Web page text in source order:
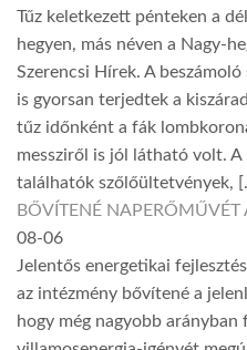
Tűz keletkezett pénteken a
hegyen, más néven a Nagy-
Szerencsi Hírek. A
is gyorsan terjedtek a
tűz időnként a fák
messziről is jól látható volt.
találhatók szőlőültetvények,
BŐVÍTENÉ NAPERŐMŰVÉT
08-06
Jelentős energetikai
az intézmény bővítené a
hogy még nagyobb arányban